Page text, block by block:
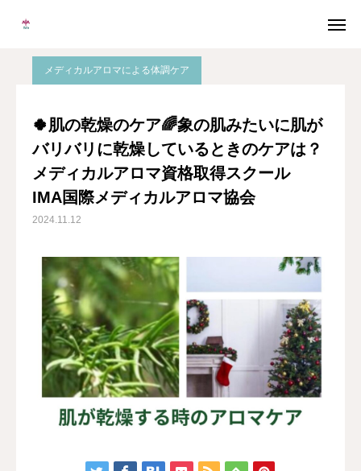
メディカルアロマによる体調ケア
🍀肌の乾燥のケア🌈象の肌みたいに肌が
バリバリに乾燥しているときのケアは？
メディカルアロマ資格取得スクール
IMA国際メディカルアロマ協会
2024.11.12
Instagram Facebook
無料個別相談
協会概要
メディカルアロマとは
卒業生の声